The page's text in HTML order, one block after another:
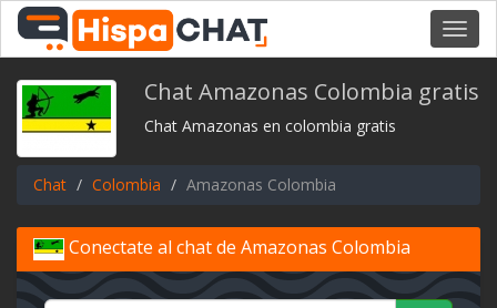
Chat Amazonas Colombia gratis
Chat Amazonas en colombia gratis
Chat Colombia Amazonas Colombia
Conectate al chat de Amazonas Colombia